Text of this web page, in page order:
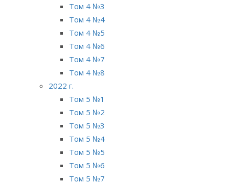
Том 4 №3
Том 4 №4
Том 4 №5
Том 4 №6
Том 4 №7
Том 4 №8
2022 г.
Том 5 №1
Том 5 №2
Том 5 №3
Том 5 №4
Том 5 №5
Том 5 №6
Том 5 №7